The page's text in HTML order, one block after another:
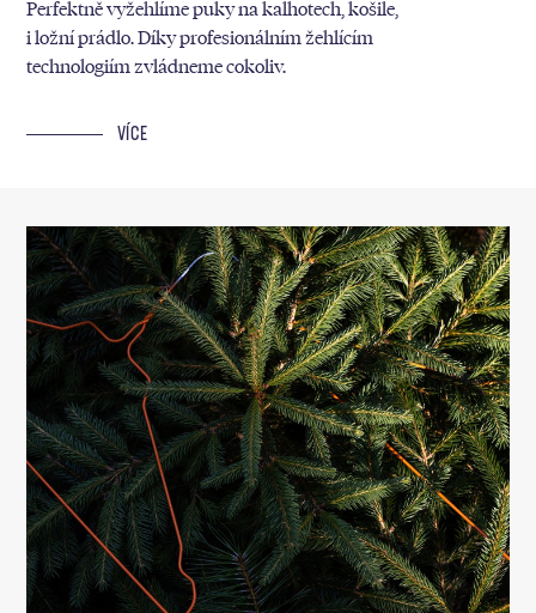
Perfektně vyžehlíme puky na kalhotech, košile,
i ložní prádlo. Díky profesionálním žehlícím
technologiím zvládneme cokoliv.
VÍCE